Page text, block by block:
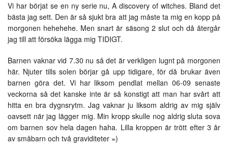
Vi har börjat se en ny serie nu, A discovery of witches. Bland det
bästa jag sett. Den är så sjukt bra att jag måste ta mig en kopp på
morgonen hehehehe. Men snart är säsong 2 slut och då återgår
jag till att försöka lägga mig TIDIGT.
Barnen vaknar vid 7.30 nu så det är verkligen lugnt på morgonen
här. Njuter tills solen börjar gå upp tidigare, för då brukar även
barnen göra det. Vi har liksom pendlat mellan 06-09 senaste
veckorna så det kanske inte är så konstigt att man har svårt att
hitta en bra dygnsrytm. Jag vaknar ju liksom aldrig av mig själv
oavsett när jag lägger mig. Min kropp skulle nog aldrig sluta sova
om barnen sov hela dagen haha. Lilla kroppen är trött efter 3 år
av småbarn och två graviditeter =)